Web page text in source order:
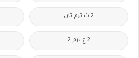
2 ث ترم ثان
2 ع ترم 2